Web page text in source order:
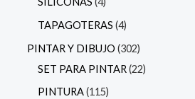
TAPAGOTERAS 4
PINTAR Y DIBUJO 302
SET PARA PINTAR 22
PINTURA 115